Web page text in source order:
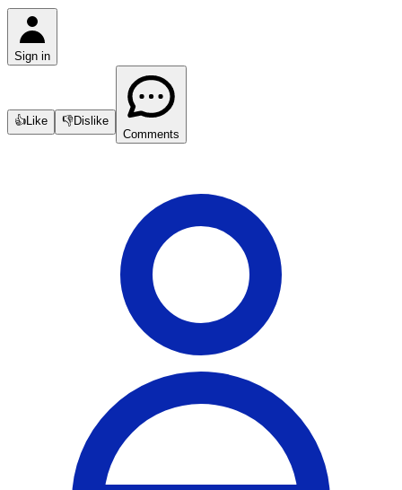
Sign in
👍Like 👎Dislike
Comments